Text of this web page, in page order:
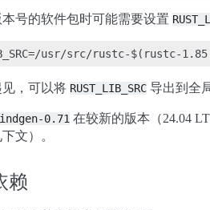
号的软件包时可能需要设置
，可以将 RUST_LIB_SRC 导出到全
0.71 在较新的版本（24.04
文）。
赖